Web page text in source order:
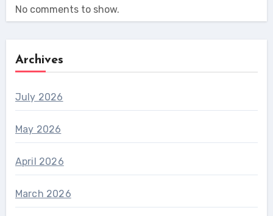
No comments to show.
Archives
July 2026
May 2026
April 2026
March 2026